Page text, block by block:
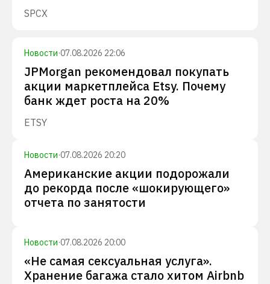
SPCX
Новости·07.08.2026 22:06
JPMorgan рекомендовал покупать
акции маркетплейса Etsy. Почему
банк ждет роста на 20%
ETSY
Новости·07.08.2026 20:20
Американские акции подорожали
до рекорда после «шокирующего»
отчета по занятости
Новости·07.08.2026 20:00
«Не самая сексуальная услуга».
Хранение багажа стало хитом Airbnb